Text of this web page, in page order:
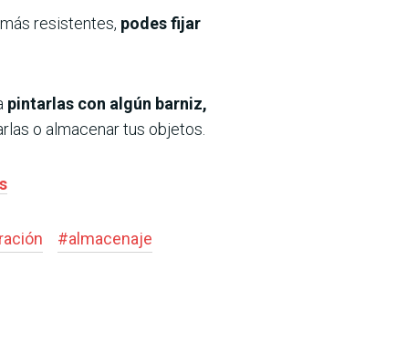
resistentes, podes fijar
pintarlas con algún barniz,
o almacenar tus objetos.
#almacenaje